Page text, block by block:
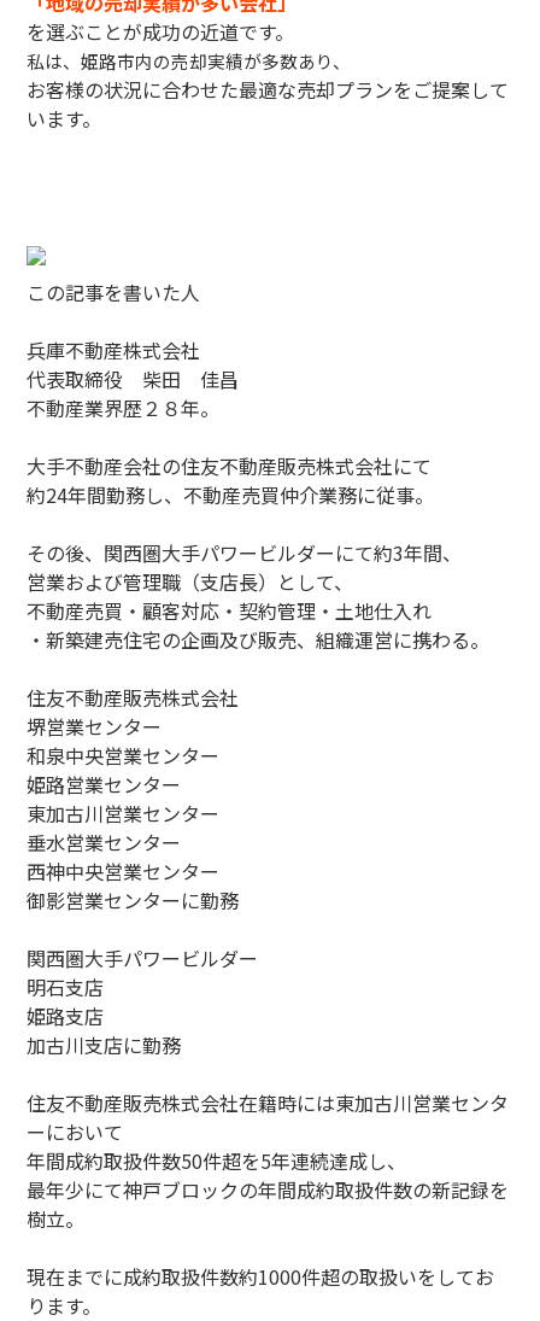
を選ぶことが成功の近道です。
私は、姫路市内の売却実績が多数あり、
お客様の状況に合わせた最適な売却プランをご提案して
います。
この記事を書いた人
兵庫不動産株式会社
代表取締役 柴田 佳昌
不動産業界歴２８年。
大手不動産会社の住友不動産販売株式会社にて
約24年間勤務し、不動産売買仲介業務に従事。
その後、関西圏大手パワービルダーにて約3年間、
営業および管理職（支店長）として、
不動産売買・顧客対応・契約管理・土地仕入れ
・新築建売住宅の企画及び販売、組織運営に携わる。
住友不動産販売株式会社
堺営業センター
和泉中央営業センター
姫路営業センター
東加古川営業センター
垂水営業センター
西神中央営業センター
御影営業センターに勤務
関西圏大手パワービルダー
明石支店
姫路支店
加古川支店に勤務
住友不動産販売株式会社在籍時には東加古川営業センタ
ーにおいて
年間成約取扱件数50件超を5年連続達成し、
最年少にて神戸ブロックの年間成約取扱件数の新記録を
樹立。
現在までに成約取扱件数約1000件超の取扱いをしてお
ります。